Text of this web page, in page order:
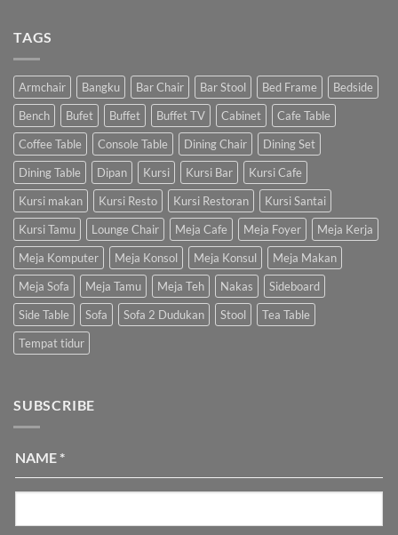
TAGS
Armchair Bangku Bar Chair Bar Stool Bed Frame
Bedside
Bench
Bufet Buffet Buffet TV Cabinet
Cafe Table
Coffee Table
Console Table Dining Chair
Dining Set
Dining Table
Dipan Kursi Kursi Bar
Kursi Cafe
Kursi makan
Kursi Resto Kursi Restoran
Kursi Santai
Kursi Tamu
Lounge Chair Meja Cafe Meja Foyer
Meja Kerja
Meja Komputer
Meja Konsol Meja Konsul
Meja Makan
Meja Sofa
Meja Tamu Meja Teh Nakas
Sideboard
Side Table
Sofa Sofa 2 Dudukan Stool
Tea Table
Tempat tidur
SUBSCRIBE
NAME *